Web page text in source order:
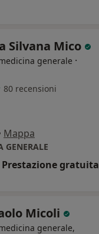
Silvana Mico
generale ·
80 recensioni
Mappa
GENERALE
Prestazione gratuita
Micoli
generale,